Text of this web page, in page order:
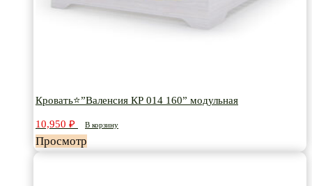
Кровать⭐”Валенсия КР 014 160” модульная
10,950 ₽ В корзину
Просмотр